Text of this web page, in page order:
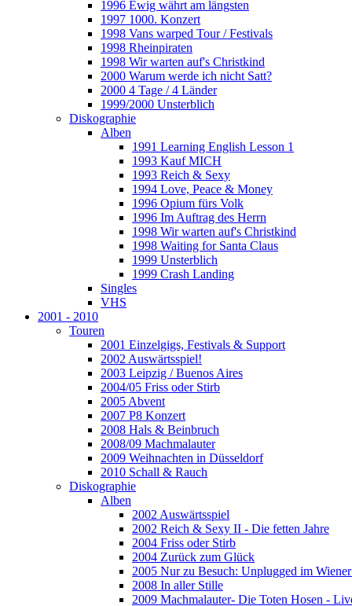
1996 Ewig währt am längsten
1997 1000. Konzert
1998 Vans warped Tour / Festivals
1998 Rheinpiraten
1998 Wir warten auf's Christkind
2000 Warum werde ich nicht Satt?
2000 4 Tage / 4 Länder
1999/2000 Unsterblich
Diskographie
Alben
1991 Learning English Lesson 1
1993 Kauf MICH
1993 Reich & Sexy
1994 Love, Peace & Money
1996 Opium fürs Volk
1996 Im Auftrag des Herrn
1998 Wir warten auf's Christkind
1998 Waiting for Santa Claus
1999 Unsterblich
1999 Crash Landing
Singles
VHS
2001 - 2010
Touren
2001 Einzelgigs, Festivals & Support
2002 Auswärtsspiel!
2003 Leipzig / Buenos Aires
2004/05 Friss oder Stirb
2005 Abvent
2007 P8 Konzert
2008 Hals & Beinbruch
2008/09 Machmalauter
2009 Weihnachten in Düsseldorf
2010 Schall & Rauch
Diskographie
Alben
2002 Auswärtsspiel
2002 Reich & Sexy II - Die fetten Jahre
2004 Friss oder Stirb
2004 Zurück zum Glück
2005 Nur zu Besuch: Unplugged im
2008 In aller Stille
2009 Machmalauter- Die Toten Hosen -